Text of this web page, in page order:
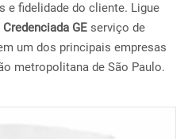
e fidelidade do cliente. Ligue
Credenciada GE serviço de
um dos principais empresas
metropolitana de São Paulo.